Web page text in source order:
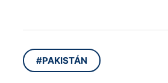
#PAKISTÁN